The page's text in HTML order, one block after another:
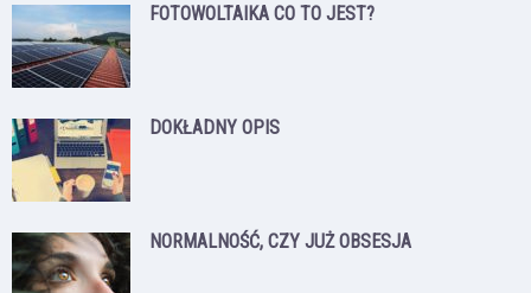
FOTOWOLTAIKA CO TO JEST?
DOKŁADNY OPIS
NORMALNOŚĆ, CZY JUŻ OBSESJA